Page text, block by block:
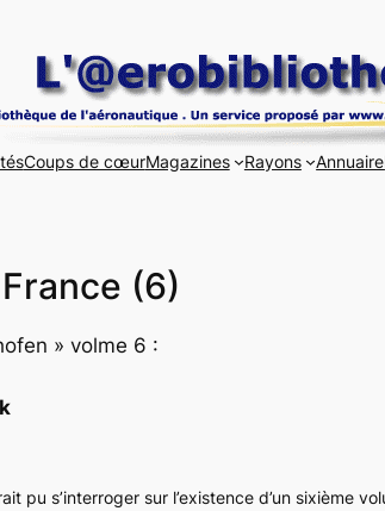
Coups de cœurMagazines Rayons Annuaire
(6)
» volme 6 :
pu s’interroger sur l’existence d’un sixième